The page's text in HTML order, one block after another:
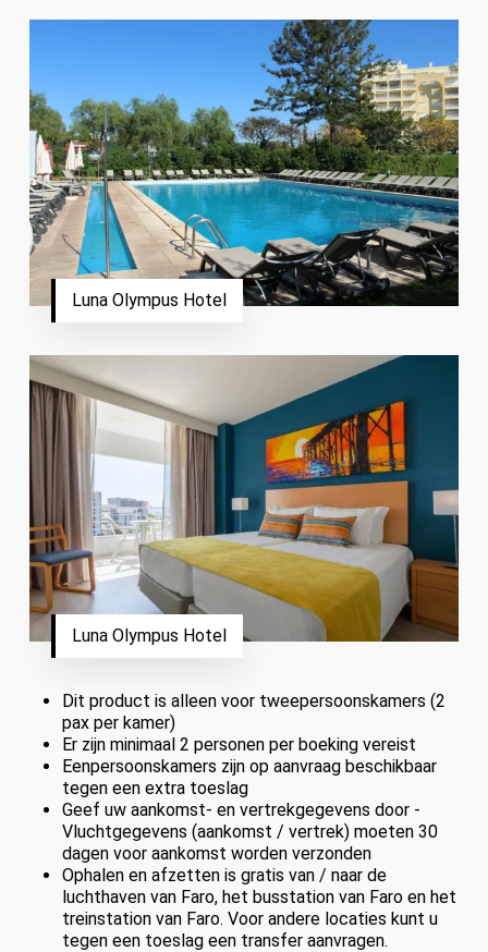
Luna Olympus Hotel
Luna Olympus Hotel
Dit product is alleen voor tweepersoonskamers (2
pax per kamer)
Er zijn minimaal 2 personen per boeking vereist
Eenpersoonskamers zijn op aanvraag beschikbaar
tegen een extra toeslag
Geef uw aankomst- en vertrekgegevens door -
Vluchtgegevens (aankomst / vertrek) moeten 30
dagen voor aankomst worden verzonden
Ophalen en afzetten is gratis van / naar de
luchthaven van Faro, het busstation van Faro en het
treinstation van Faro. Voor andere locaties kunt u
tegen een toeslag een transfer aanvragen.